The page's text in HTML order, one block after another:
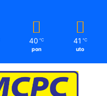
40 ℃
pon
41 ℃
uto